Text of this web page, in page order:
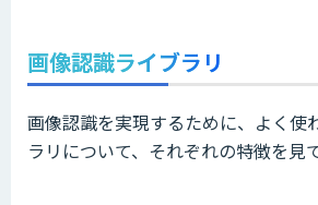
画像認識ライブラリ
画像認識を実現するために、よく使
ラリについて、それぞれの特徴を見